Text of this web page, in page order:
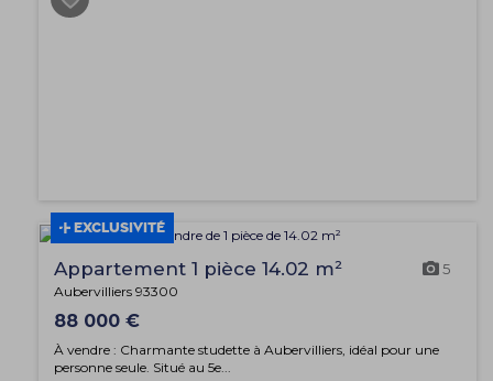
EXCLUSIVITÉ
Appartement 1 pièce 14.02 m² 5
Aubervilliers 93300
88 000 €
À vendre : Charmante studette à Aubervilliers, idéal pour une
personne seule. Situé au 5e...